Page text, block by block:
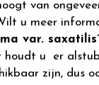
van
u meer
var. saxatilis
houdt u er
zijn, dus